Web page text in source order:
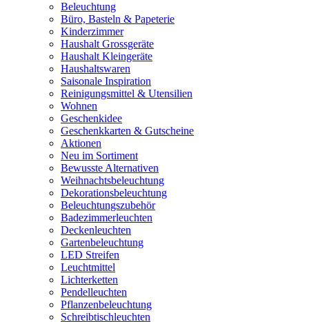
Beleuchtung
Büro, Basteln & Papeterie
Kinderzimmer
Haushalt Grossgeräte
Haushalt Kleingeräte
Haushaltswaren
Saisonale Inspiration
Reinigungsmittel & Utensilien
Wohnen
Geschenkidee
Geschenkkarten & Gutscheine
Aktionen
Neu im Sortiment
Bewusste Alternativen
Weihnachtsbeleuchtung
Dekorationsbeleuchtung
Beleuchtungszubehör
Badezimmerleuchten
Deckenleuchten
Gartenbeleuchtung
LED Streifen
Leuchtmittel
Lichterketten
Pendelleuchten
Pflanzenbeleuchtung
Schreibtischleuchten